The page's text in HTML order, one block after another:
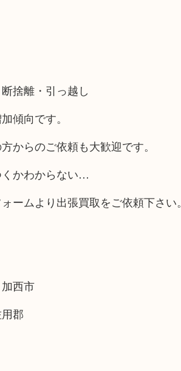
捨離・引っ越し
傾向です。
からのご依頼も大歓迎です。
かわからない…
ームより出張買取をご依頼下さい。
西市
郡